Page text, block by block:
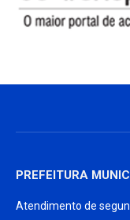
PREFEITURA
Atendimento de